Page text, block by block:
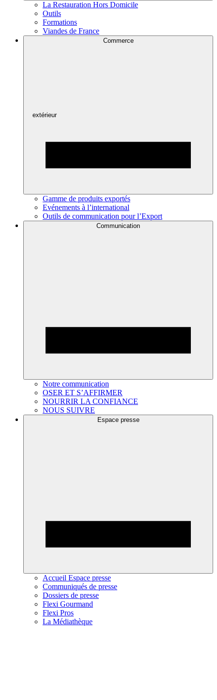
La Restauration Hors Domicile
Outils
Formations
Viandes de France
Commerce
extérieur
Gamme de produits exportés
Evénements à l’international
Outils de communication pour l’Export
Communication
Notre communication
OSER ET S’AFFIRMER
NOURRIR LA CONFIANCE
NOUS SUIVRE
Espace presse
Accueil Espace presse
Communiqués de presse
Dossiers de presse
Flexi Gourmand
Flexi Pros
La Médiathèque